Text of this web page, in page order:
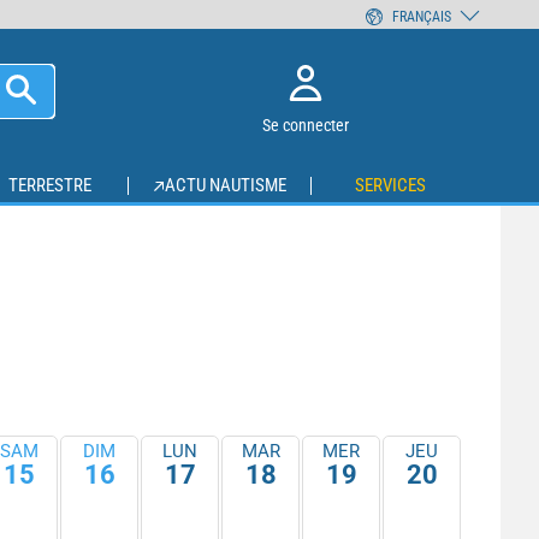
Se connecter
TERRESTRE ACTU NAUTISME SERVICES
SAM
15
DIM
16
LUN
17
MAR
18
MER
19
JEU
20
FRANÇAIS